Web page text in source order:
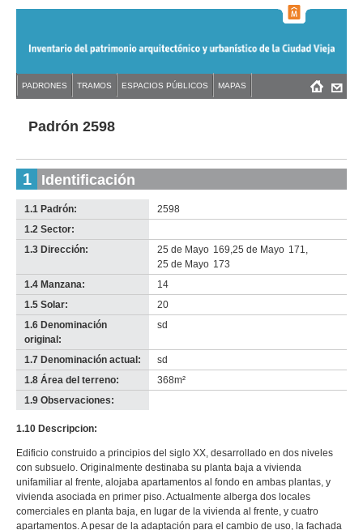
navigation
Back
topPadrón 2598
1 Identificación
1.1 Padrón:
2598
1.2 Sector:
no
info-
1.3 Dirección: 25 de Mayo 169,25 de Mayo 171,
25 de Mayo 173
1.4 Manzana:
14
1.5 Solar:
20
1.6 Denominación
original:
sd
1.7 Denominación actual:
sd
1.8 Área del terreno:
368m²
1.9 Observaciones:
1.10 Descripcion:
Edificio construido a principios del siglo XX, desarrollado en dos niveles
con subsuelo. Originalmente destinaba su planta baja a vivienda
unifamiliar al frente, alojaba apartamentos al fondo en ambas plantas, y
vivienda asociada en primer piso. Actualmente alberga dos locales
comerciales en planta baja, en lugar de la vivienda al frente, y cuatro
apartamentos. A pesar de la adaptación para el cambio de uso, la fachada
Back
to Menú
PADRONES TRAMOS ESPACIOS PÚBLICOS MAPAS